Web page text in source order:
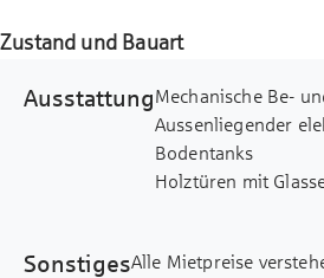
Zustand und Bauart
AusstattungMechanische Be-
Aussenliegender
Bodentanks
Holztüren mit
Sprinkleranlage
SonstigesAlle Mietpreise